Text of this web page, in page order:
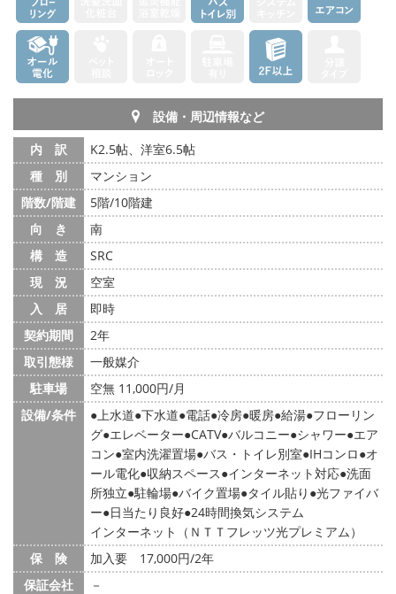
設備・周辺情報など
内 訳
K2.5帖、洋室6.5帖
種 別
マンション
階数/階建
5階/10階建
向 き
南
構 造
SRC
現 況
空室
入 居
即時
契約期間
2年
取引態様
一般媒介
駐車場
空無 11,000円/月
設備/条件
上水道 下水道 電話 冷房 暖房 給湯 フローリン
グ エレベーター CATV バルコニー シャワー エア
コン 室内洗濯置場 バス・トイレ別室 IHコンロ オ
ール電化 収納スペース インターネット対応 洗面
所独立 駐輪場 バイク置場 タイル貼り 光ファイバ
ー 日当たり良好 24時間換気システム
インターネット（ＮＴＴフレッツ光プレミアム）
保 険
加入要 17,000円/2年
保証会社
－